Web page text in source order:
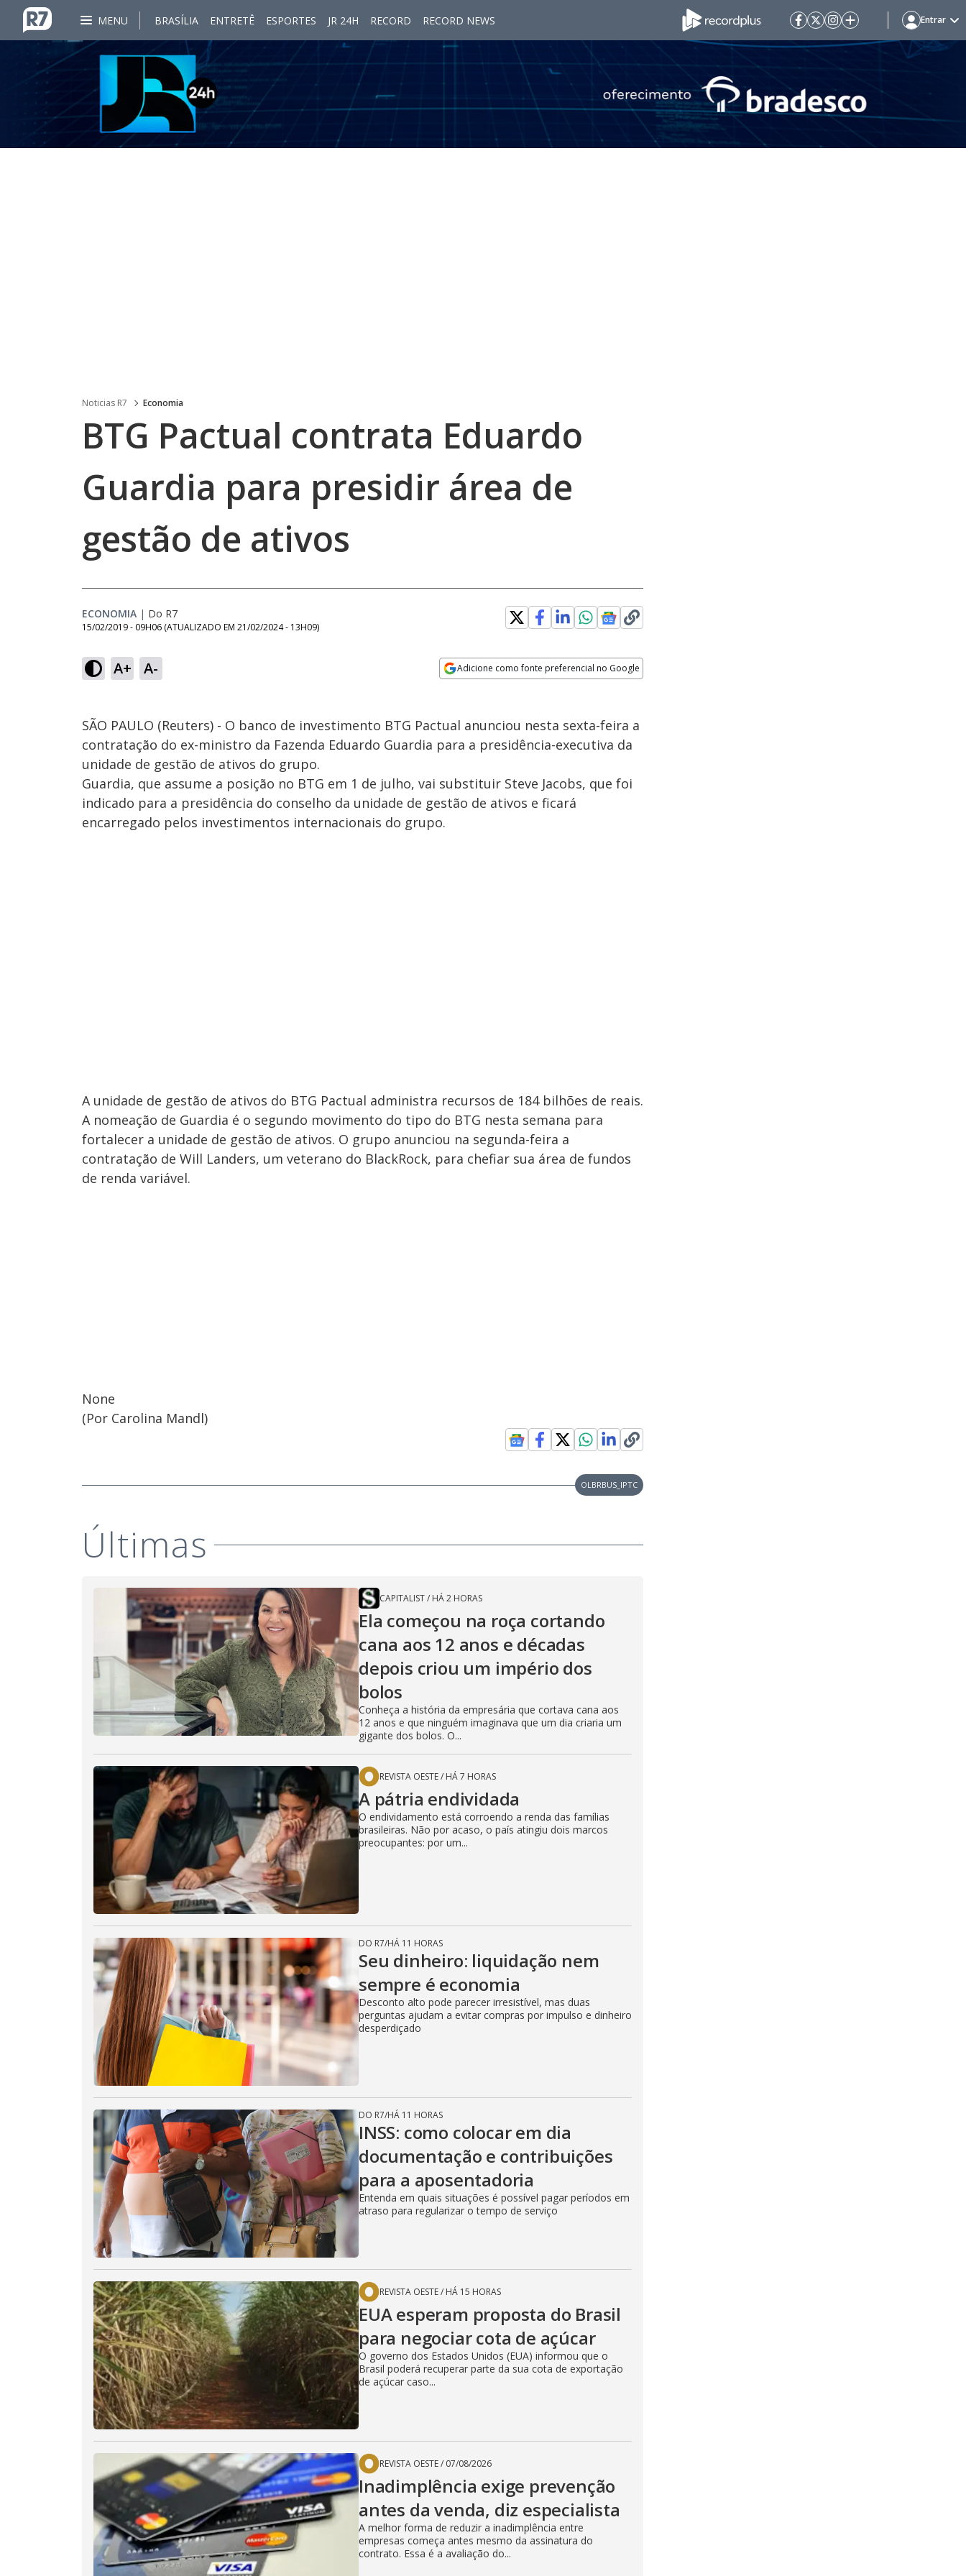
MENU BRASÍLIA ENTRETÊ ESPORTES JR 24H RECORD RECORD NEWS Entrar
Noticias R7 Economia
BTG Pactual contrata Eduardo
Guardia para presidir área de
gestão de ativos
ECONOMIA | Do R7
15/02/2019 - 09H06 (ATUALIZADO EM 21/02/2024 - 13H09)
A+ A- Adicione como fonte preferencial no Google
SÃO PAULO (Reuters) - O banco de investimento BTG Pactual anunciou nesta sexta-feira a
contratação do ex-ministro da Fazenda Eduardo Guardia para a presidência-executiva da
unidade de gestão de ativos do grupo.
Guardia, que assume a posição no BTG em 1 de julho, vai substituir Steve Jacobs, que foi
indicado para a presidência do conselho da unidade de gestão de ativos e ficará
encarregado pelos investimentos internacionais do grupo.
A unidade de gestão de ativos do BTG Pactual administra recursos de 184 bilhões de reais.
A nomeação de Guardia é o segundo movimento do tipo do BTG nesta semana para
fortalecer a unidade de gestão de ativos. O grupo anunciou na segunda-feira a
contratação de Will Landers, um veterano do BlackRock, para chefiar sua área de fundos
de renda variável.
None
(Por Carolina Mandl)
OLBRBUS_IPTC
Últimas
CAPITALIST/ HÁ 2 HORAS
Ela começou na roça cortando
cana aos 12 anos e décadas
depois criou um império dos
bolos
Conheça a história da empresária que cortava cana aos
12 anos e que ninguém imaginava que um dia criaria um
gigante dos bolos. O...
REVISTA OESTE/ HÁ 7 HORAS
A pátria endividada
O endividamento está corroendo a renda das famílias
brasileiras. Não por acaso, o país atingiu dois marcos
preocupantes: por um...
DO R7/HÁ 11 HORAS
Seu dinheiro: liquidação nem
sempre é economia
Desconto alto pode parecer irresistível, mas duas
perguntas ajudam a evitar compras por impulso e dinheiro
desperdiçado
DO R7/HÁ 11 HORAS
INSS: como colocar em dia
documentação e contribuições
para a aposentadoria
Entenda em quais situações é possível pagar períodos em
atraso para regularizar o tempo de serviço
REVISTA OESTE/ HÁ 15 HORAS
EUA esperam proposta do Brasil
para negociar cota de açúcar
O governo dos Estados Unidos (EUA) informou que o
Brasil poderá recuperar parte da sua cota de exportação
de açúcar caso...
REVISTA OESTE/ 07/08/2026
Inadimplência exige prevenção
antes da venda, diz especialista
A melhor forma de reduzir a inadimplência entre
empresas começa antes mesmo da assinatura do
contrato. Essa é a avaliação do...